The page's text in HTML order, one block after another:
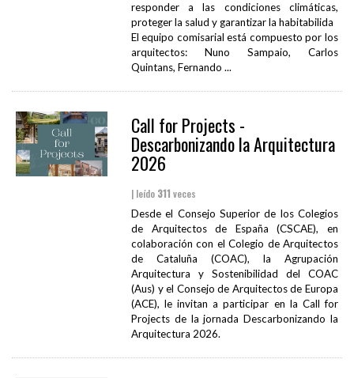
responder a las condiciones climáticas,
proteger la salud y garantizar la habitabilida
El equipo comisarial está compuesto por los
arquitectos: Nuno Sampaio, Carlos
Quintans, Fernando ...
Call for Projects -
Descarbonizando la Arquitectura
2026
| leído 311 veces
Desde el Consejo Superior de los Colegios
de Arquitectos de España (CSCAE), en
colaboración con el Colegio de Arquitectos
de Cataluña (COAC), la Agrupación
Arquitectura y Sostenibilidad del COAC
(Aus) y el Consejo de Arquitectos de Europa
(ACE), le invitan a participar en la Call for
Projects de la jornada Descarbonizando la
Arquitectura 2026.